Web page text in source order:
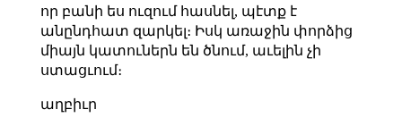
որ բանի ես ուզում հասնել, պէտք է
անընդհատ զարկել։ Իսկ առաջին փորձից
միայն կատուներն են ծնում, աւելին չի
ստացւում։
աղբիւր